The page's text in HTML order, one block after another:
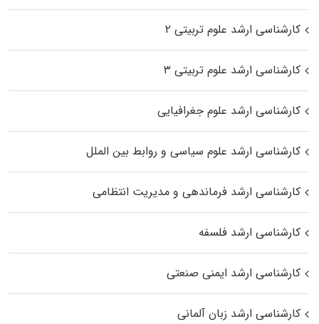
کارشناسی ارشد علوم تربیتی ۲
کارشناسی ارشد علوم تربیتی ۳
کارشناسی ارشد علوم جغرافیایی
کارشناسی ارشد علوم سیاسی و روابط بین الملل
کارشناسی ارشد فرماندهی و مدیریت انتظامی
کارشناسی ارشد فلسفه
کارشناسی ارشد ایمنی صنعتی
کارشناسی ارشد زبان آلمانی